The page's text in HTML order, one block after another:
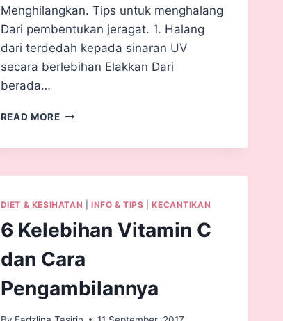
Menghilangkan. Tips untuk menghalang
Dari pembentukan jeragat. 1. Halang
dari terdedah kepada sinaran UV
secara berlebihan Elakkan Dari
berada…
READ MORE
DIET & KESIHATAN INFO & TIPS |KECANTIKAN
6 Kelebihan Vitamin C
dan Cara
Pengambilannya